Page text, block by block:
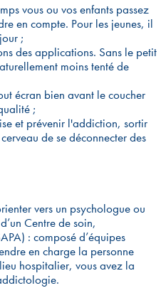
vous ou vos enfants passez
en compte. Pour les jeunes, il
;
des applications. Sans le petit
moins tenté de
écran bien avant le coucher
;
et prévenir l'addiction, sortir
de se déconnecter des
vers un psychologue ou
Centre de soin,
: composé d’équipes
en charge la personne
hospitalier, vous avez la